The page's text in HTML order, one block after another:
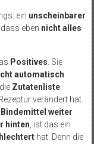
ein unscheinbarer
eben nicht alles
Positives . Sie
automatisch
Zutatenliste
verändert hat.
weiter
hinten , ist das ein
hat. Denn die